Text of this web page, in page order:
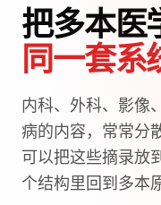
把多本医
同一套系
内科、外科、影像
病的内容，常常分
可以把这些摘录放
个结构里回到多本